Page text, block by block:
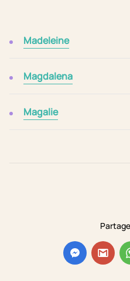
Madeleine
Magdalena
Magalie